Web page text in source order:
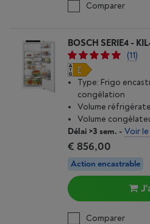
Comparer
BOSCH SERIE4 -
(11)
Type: Frigo
congélation
Volume
Volume
Délai >3 sem. - Voir
€ 856,00
Action encastrable
Comparer